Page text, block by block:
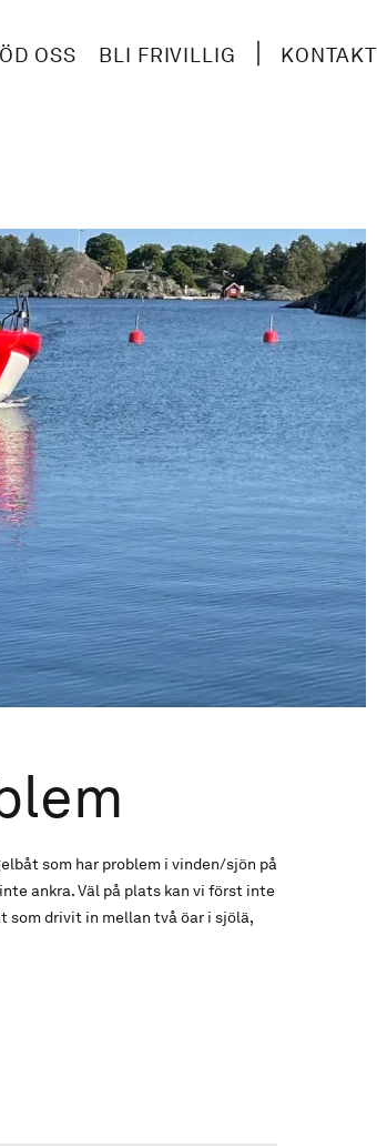
OSS BLI FRIVILLIG KONTAKT
som har problem i vinden/sjön på
ankra. Väl på plats kan vi först inte
som drivit in mellan två öar i sjölä,